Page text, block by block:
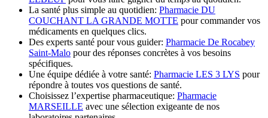
La santé plus simple au quotidien: Pharmacie DU
COUCHANT LA GRANDE MOTTE pour commander vos
médicaments en quelques clics.
Des experts santé pour vous guider: Pharmacie De Rocabey
Saint-Malo pour des réponses concrètes à vos besoins
spécifiques.
Une équipe dédiée à votre santé: Pharmacie LES 3 LYS pour
répondre à toutes vos questions de santé.
Choisissez l’expertise pharmaceutique: Pharmacie
MARSEILLE avec une sélection exigeante de nos